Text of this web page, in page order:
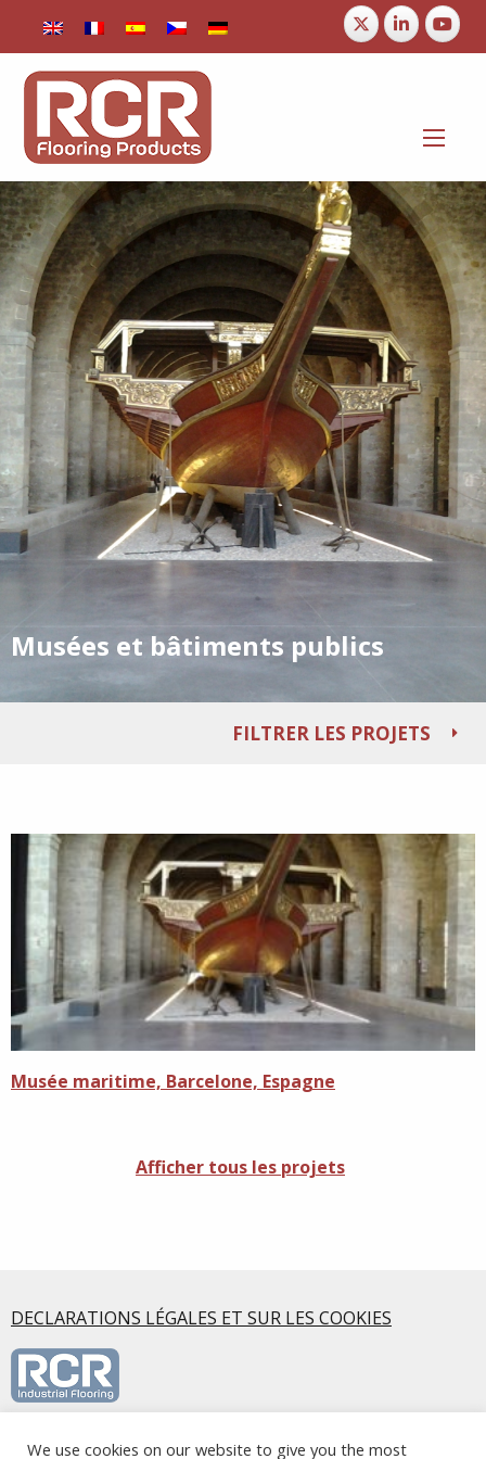
Musées et bâtiments publics
FILTRER LES PROJETS
Musée maritime, Barcelone, Espagne
Afficher tous les projets
DECLARATIONS LÉGALES ET SUR LES COOKIES
RCR Industrial Flooring S.L.U., Calle Mirasierra, 5 2ºA, 28220,
We use cookies on our website to give you the most